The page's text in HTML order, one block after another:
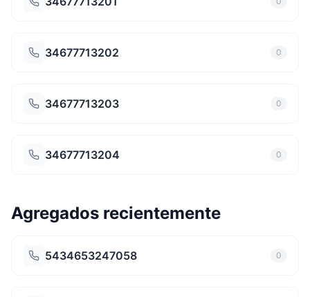
34677713202 0
34677713203 0
34677713204 0
Agregados recientemente
5434653247058 0